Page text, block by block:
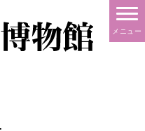
メニュー